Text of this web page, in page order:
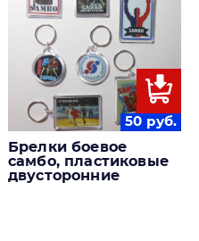
50 руб.
Брелки боевое
самбо, пластиковые
двусторонние